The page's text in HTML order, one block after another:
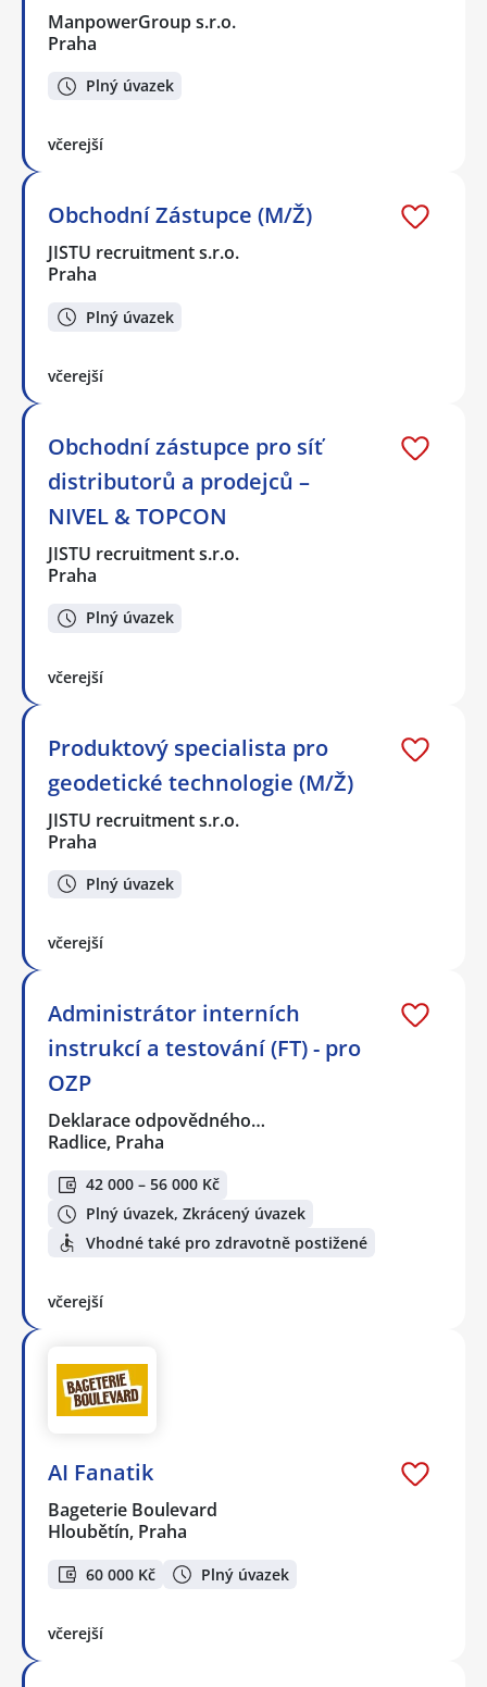
ManpowerGroup s.r.o.
Praha
Plný úvazek
včerejší
Obchodní Zástupce (M/Ž)
JISTU recruitment s.r.o.
Praha
Plný úvazek
včerejší
Obchodní zástupce pro síť
distributorů a prodejců –
NIVEL & TOPCON
JISTU recruitment s.r.o.
Praha
Plný úvazek
včerejší
Produktový specialista pro
geodetické technologie (M/Ž)
JISTU recruitment s.r.o.
Praha
Plný úvazek
včerejší
Administrátor interních
instrukcí a testování (FT) - pro
OZP
Deklarace odpovědného…
Radlice, Praha
42 000 – 56 000 Kč
Plný úvazek, Zkrácený úvazek
Vhodné také pro zdravotně postižené
včerejší
AI Fanatik
Bageterie Boulevard
Hloubětín, Praha
60 000 Kč Plný úvazek
včerejší